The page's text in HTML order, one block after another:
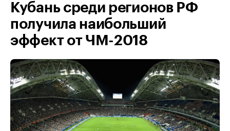
Кубань среди регионов РФ
получила наибольший
эффект от ЧМ-2018